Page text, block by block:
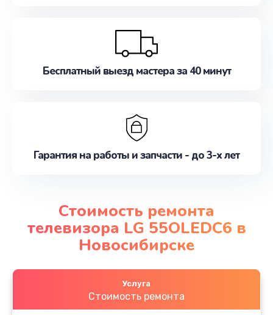
Бесплатный выезд мастера за 40 минут
Гарантия на работы и запчасти - до 3-х лет
Стоимость ремонта
телевизора LG 55OLEDC6 в
Новосибирске
Услуга
Стоимость ремонта